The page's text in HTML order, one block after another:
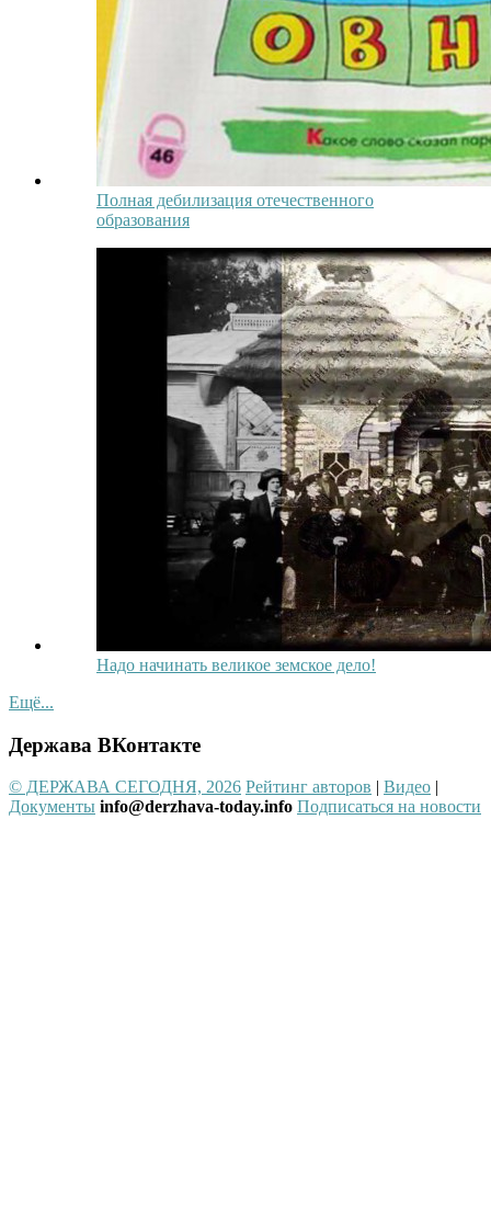
Полная дебилизация отечественного
образования
Надо начинать великое земское дело!
Ещё...
Держава ВКонтакте
© ДЕРЖАВА СЕГОДНЯ, 2026 Рейтинг авторов | Видео |
Документы info@derzhava-today.info Подписаться на новости